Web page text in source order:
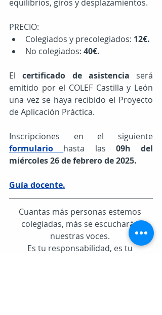
equilibrios, giros y desplazamientos.
PRECIO:
Colegiados y precolegiados: 12€.
No colegiados: 40€.
El certificado de asistencia será
emitido por el COLEF Castilla y León
una vez se haya recibido el Proyecto
de Aplicación Práctica.
formulario
hasta las 09h del
miércoles 26 de febrero de 2025.
Guía docente.
Cuantas más personas estemos
colegiadas, más se escucharán
nuestras voces.
Es tu responsabilidad, es tu